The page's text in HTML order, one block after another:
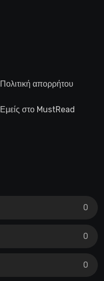
Πολιτική απορρήτου
Εμείς στο MustRead
0
0
0